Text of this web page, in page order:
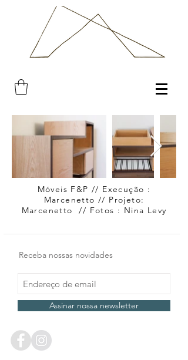
Móveis F&P // Execução :
Marcenetto // Projeto:
Marcenetto // Fotos : Nina Levy
Receba nossas novidades
Assinar nossa newsletter